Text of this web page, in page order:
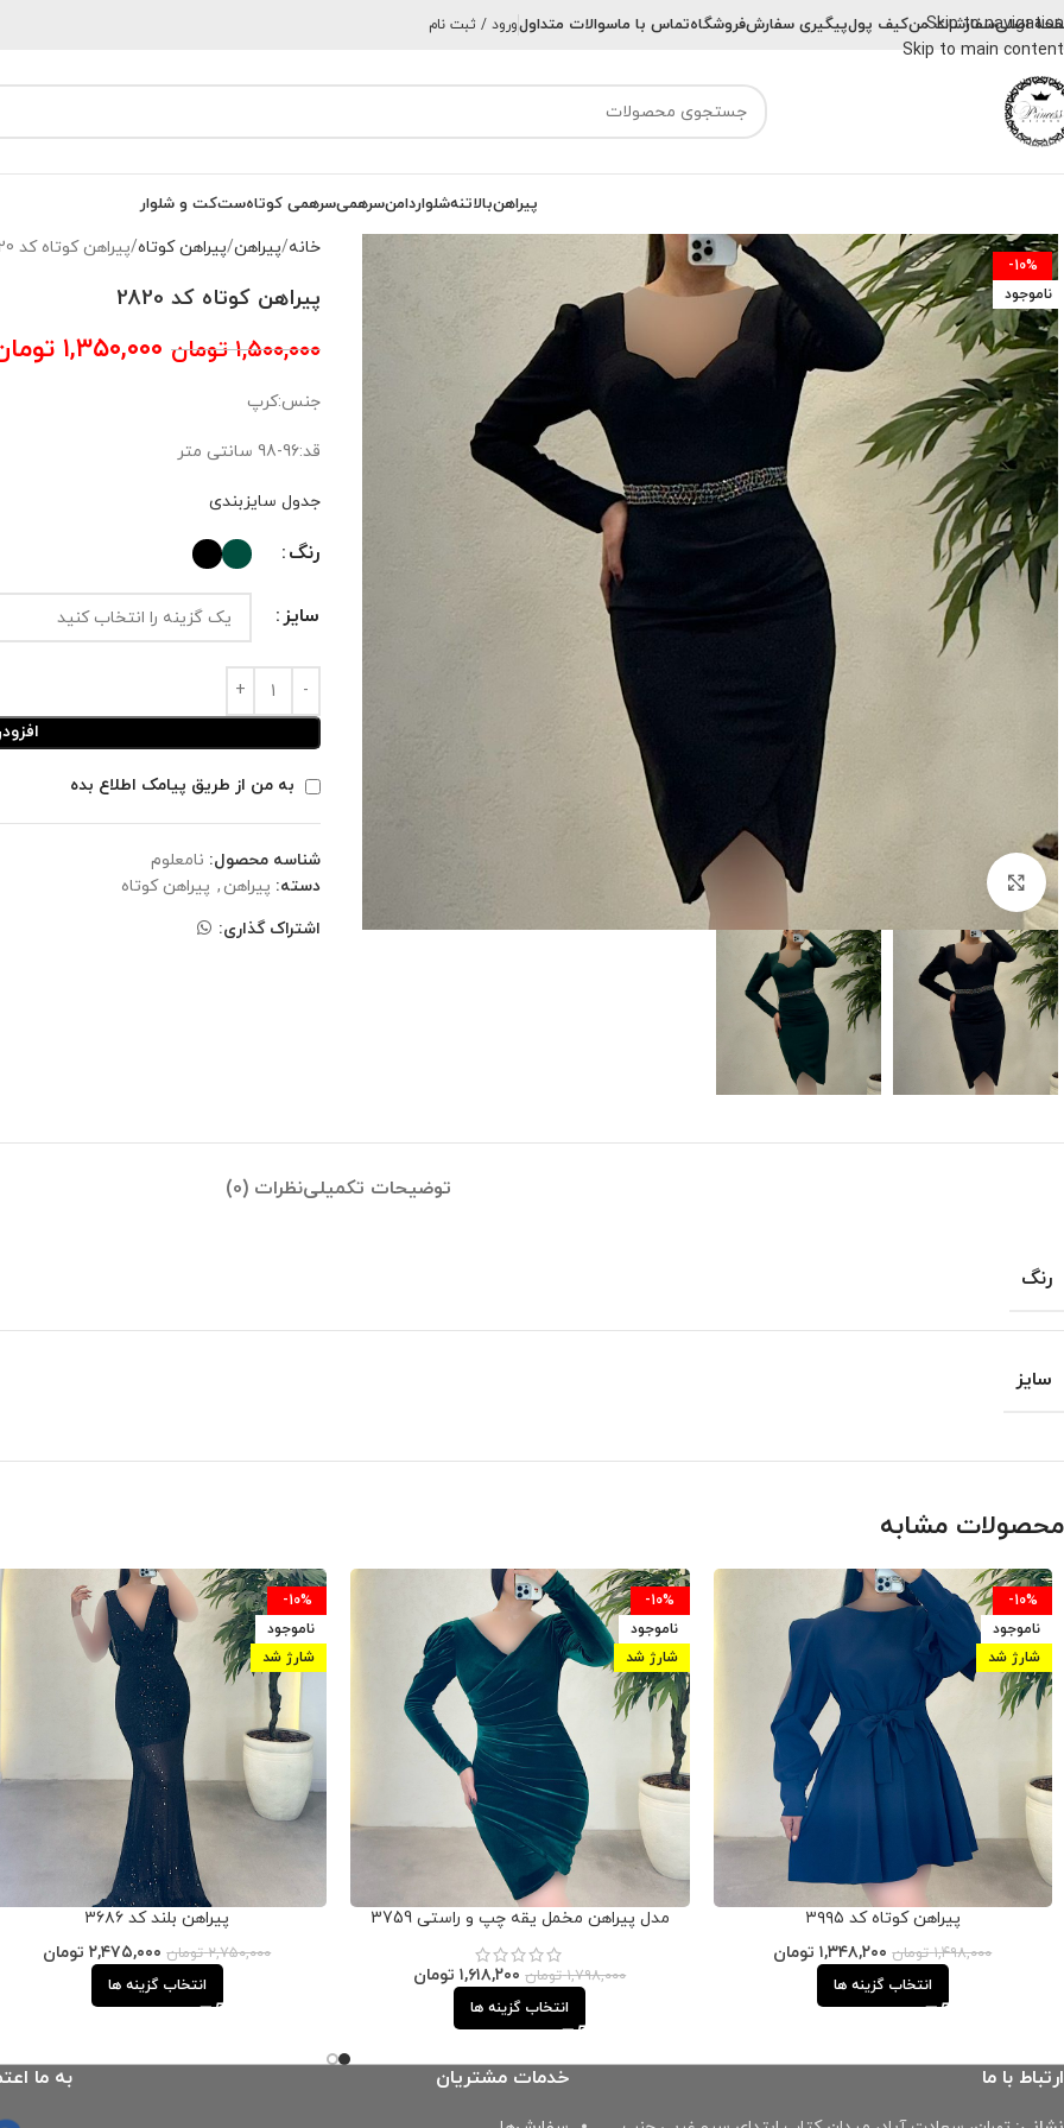
Skip to navigation
Skip to main content
اصلیسفارشات منکیف پولپیگیری سفارشفروشگاهتماس با ماسوالات متداولورود / ثبت نام
پیراهنبالاتنهشلواردامنسرهمیسرهمی کوتاهستکت و شلوار
-10%
ناموجود
خانه پیراهن پیراهن کوتاه پیراهن کوتاه کد 2820
پیراهن کوتاه کد 2820
۱,۵۰۰,۰۰۰ تومان ۱,۳۵۰,۰۰۰
جنس:کرپ
قد:96-98 سانتی متر
جدول سایزبندی
رنگ
سایز
به من از طریق پیامک اطلاع بده
شناسه محصول: نامعلوم
دسته: پیراهن , پیراهن کوتاه
اشتراک گذاری:
توضیحات تکمیلینظرات (0)
رنگ
سایز
محصولات مشابه
-10%
ناموجود
شارژ شد
پیراهن کوتاه کد ۳۹۹۵
۱,۴۹۸,۰۰۰ تومان ۱,۳۴۸,۲۰۰ تومان
انتخاب گزینه ها
-10%
ناموجود
شارژ شد
مدل پیراهن مخمل یقه چپ و راستی 3759
۱,۷۹۸,۰۰۰ تومان ۱,۶۱۸,۲۰۰ تومان
انتخاب گزینه ها
-10%
ناموجود
شارژ شد
پیراهن بلند کد ۳۶۸۶
۲,۷۵۰,۰۰۰ تومان ۲,۴۷۵,۰۰۰ تومان
انتخاب گزینه ها
ارتباط با ما خدمات مشتریان به ما